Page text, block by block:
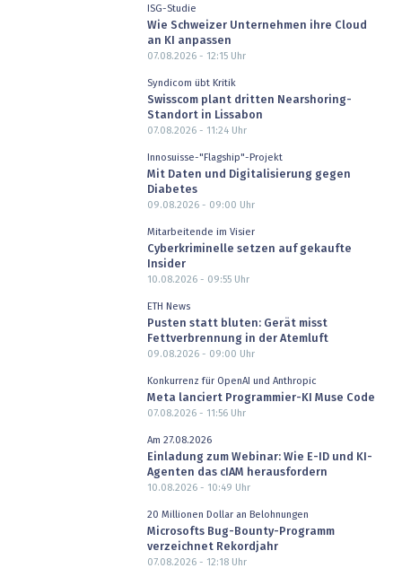
ISG-Studie
Wie Schweizer Unternehmen ihre Cloud
an KI anpassen
07.08.2026 - 12:15Uhr
Syndicom übt Kritik
Swisscom plant dritten Nearshoring-
Standort in Lissabon
07.08.2026 - 11:24Uhr
Innosuisse-"Flagship"-Projekt
Mit Daten und Digitalisierung gegen
Diabetes
09.08.2026 - 09:00 Uhr
Mitarbeitende im Visier
Cyberkriminelle setzen auf gekaufte
Insider
10.08.2026 - 09:55Uhr
ETH News
Pusten statt bluten: Gerät misst
Fettverbrennung in der Atemluft
09.08.2026 - 09:00 Uhr
Konkurrenz für OpenAI und Anthropic
Meta lanciert Programmier-KI Muse Code
07.08.2026 - 11:56Uhr
Am 27.08.2026
Einladung zum Webinar: Wie E-ID und KI-
Agenten das cIAM herausfordern
10.08.2026 - 10:49 Uhr
20 Millionen Dollar an Belohnungen
Microsofts Bug-Bounty-Programm
verzeichnet Rekordjahr
07.08.2026 - 12:18Uhr